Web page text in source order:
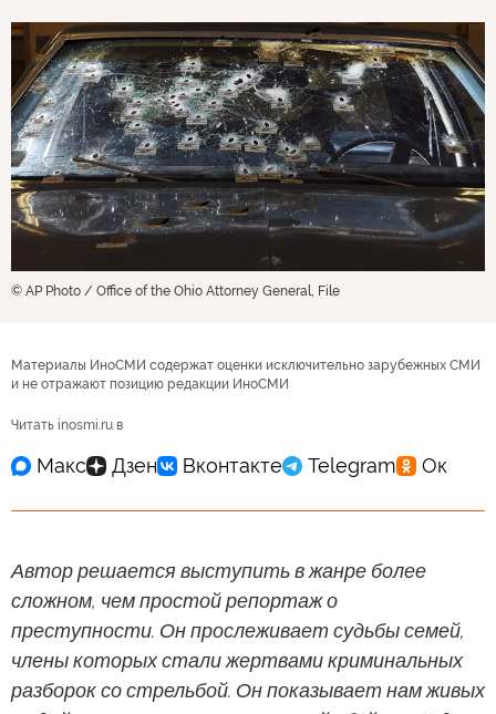
© AP Photo / Office of the Ohio Attorney General, File
Материалы ИноСМИ содержат оценки исключительно зарубежных СМИ
и не отражают позицию редакции ИноСМИ
Читать inosmi.ru в
Автор решается выступить в жанре более
сложном, чем простой репортаж о
преступности. Он прослеживает судьбы семей,
члены которых стали жертвами криминальных
разборок со стрельбой. Он показывает нам живых